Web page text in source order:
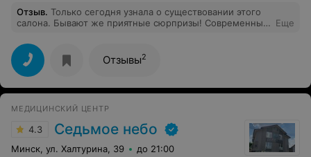
Отзыв. Только сегодня узнала о существовании этого
салона. Бывают же приятные сюрпризы! Современный
внимательны, приятная атмосфера. Делала
окрашивание и стрижку - профессионализм мастера
также на 5+. Рекомендую!
Еще
Отзывы2
МЕДИЦИНСКИЙ ЦЕНТР
4.3 Седьмое небо
Минск, ул. Халтурина, 39 до 21:00